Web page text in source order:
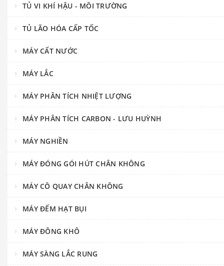
TỦ VI KHÍ HẬU - MÔI TRƯỜNG
TỦ LÃO HÓA CẤP TỐC
MÁY CẤT NƯỚC
MÁY LẮC
MÁY PHÂN TÍCH NHIỆT LƯỢNG
MÁY PHÂN TÍCH CARBON - LƯU HUỲNH
MÁY NGHIỀN
MÁY ĐÓNG GÓI HÚT CHÂN KHÔNG
MÁY CÔ QUAY CHÂN KHÔNG
MÁY ĐẾM HẠT BỤI
MÁY ĐÔNG KHÔ
MÁY SÀNG LẮC RUNG